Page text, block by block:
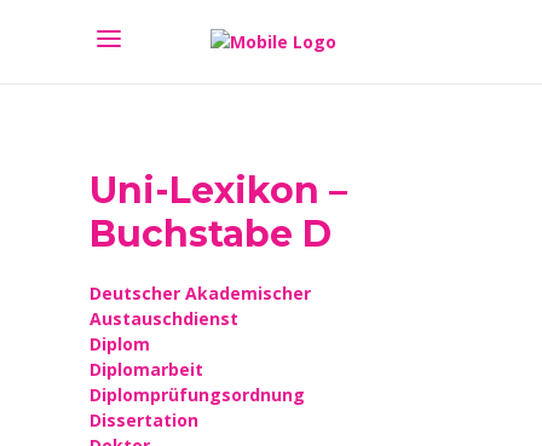
Uni-Lexikon –
Buchstabe D
Deutscher Akademischer
Austauschdienst
Diplom
Diplomarbeit
Diplomprüfungsordnung
Dissertation